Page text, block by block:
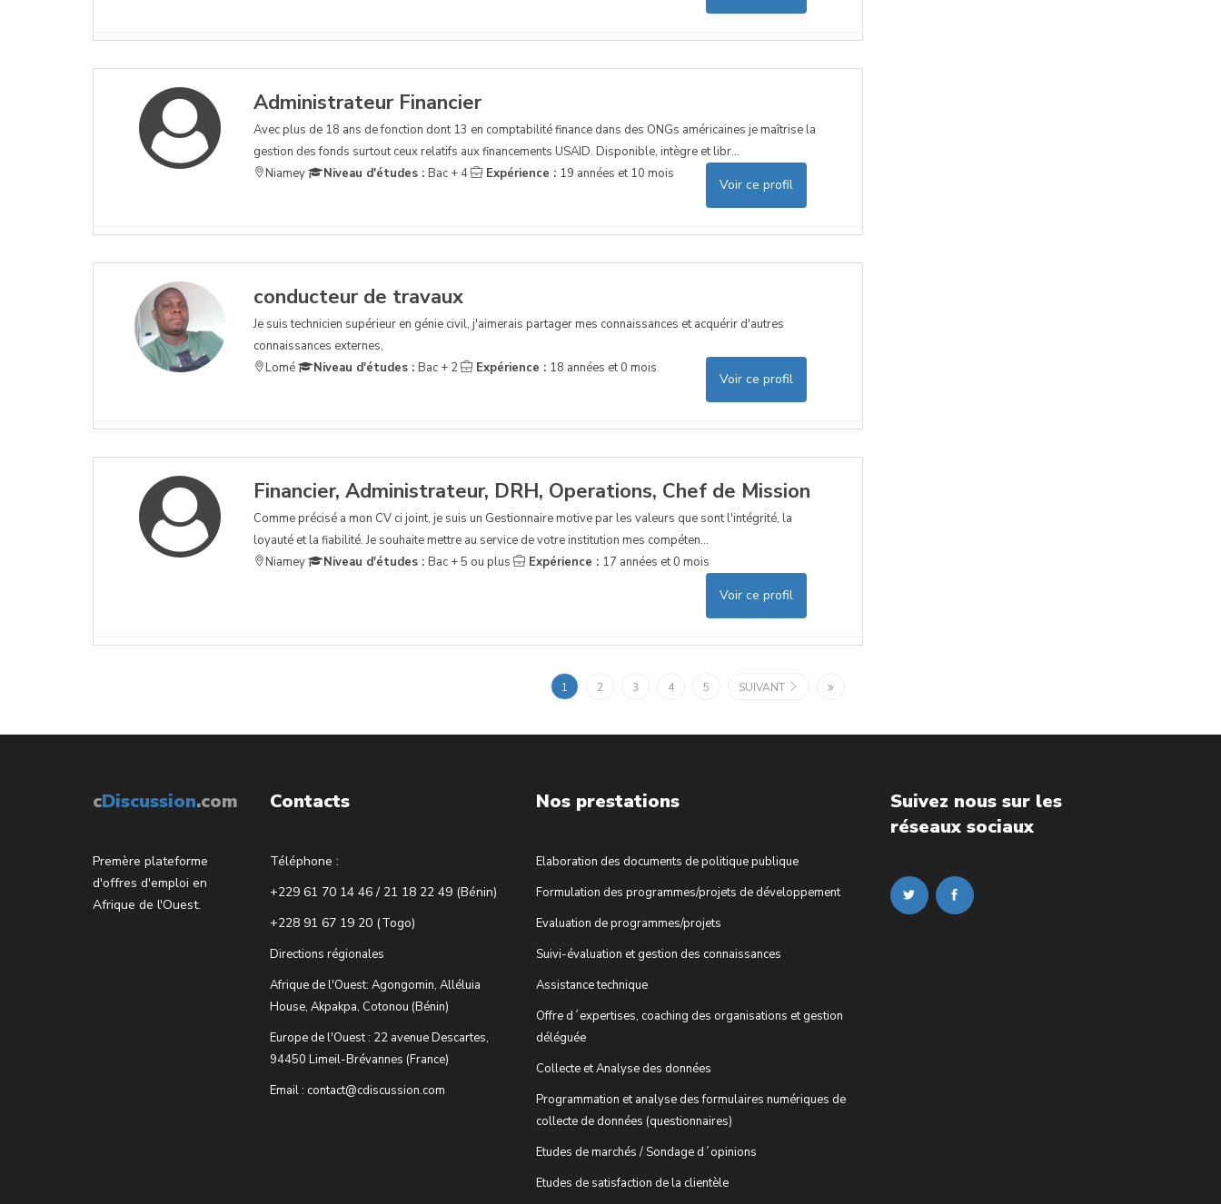
Administrateur Financier
Avec plus de 18 ans de fonction dont 13 en comptabilité finance dans des ONGs américaines je maîtrise la
gestion des fonds surtout ceux relatifs aux financements USAID. Disponible, intègre et libr...
Niamey
Niveau d'études : Bac + 4 Expérience : 19 années et 10 mois
Voir ce profil
conducteur de travaux
Je suis technicien supérieur en génie civil, j'aimerais partager mes connaissances et acquérir d'autres
connaissances externes,
Lomé
Niveau d'études : Bac + 2 Expérience : 18 années et 0 mois
Voir ce profil
Financier, Administrateur, DRH, Operations, Chef de Mission
Comme précisé a mon CV ci joint, je suis un Gestionnaire motive par les valeurs que sont l'intégrité, la
loyauté et la fiabilité. Je souhaite mettre au service de votre institution mes compéten...
Niamey
Niveau d'études : Bac + 5 ou plus Expérience : 17 années et 0 mois
Voir ce profil
1 2 3 4 5 SUIVANT
cDiscussion.com
Premère plateforme
d'offres d'emploi en
Afrique de l'Ouest.
Contacts
Téléphone :
+229 61 70 14 46 / 21 18 22 49 (Bénin)
+228 91 67 19 20 (Togo)
Directions régionales
Afrique de l'Ouest: Agongomin, Alléluia
House, Akpakpa, Cotonou (Bénin)
Europe de l'Ouest : 22 avenue Descartes,
94450 Limeil-Brévannes (France)
Email : contact@cdiscussion.com
Nos prestations
Elaboration des documents de politique publique
Formulation des programmes/projets de développement
Evaluation de programmes/projets
Suivi-évaluation et gestion des connaissances
Assistance technique
Offre d´expertises, coaching des organisations et gestion
déléguée
Collecte et Analyse des données
Programmation et analyse des formulaires numériques de
collecte de données (questionnaires)
Etudes de marchés / Sondage d´opinions
Etudes de satisfaction de la clientèle
Suivez nous sur les
réseaux sociaux